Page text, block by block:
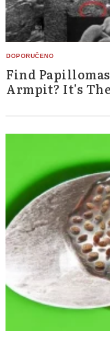
Find
Armpit? It's